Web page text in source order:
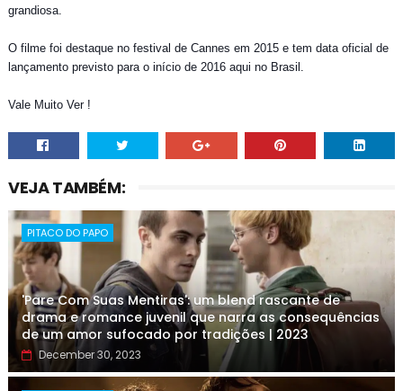
grandiosa.
O filme foi destaque no festival de Cannes em 2015 e tem data oficial de
lançamento previsto para o início de 2016 aqui no Brasil.
Vale Muito Ver !
VEJA TAMBÉM:
PITACO DO PAPO
'Pare Com Suas Mentiras': um blend rascante de
drama e romance juvenil que narra as consequências
de um amor sufocado por tradições | 2023
December 30, 2023